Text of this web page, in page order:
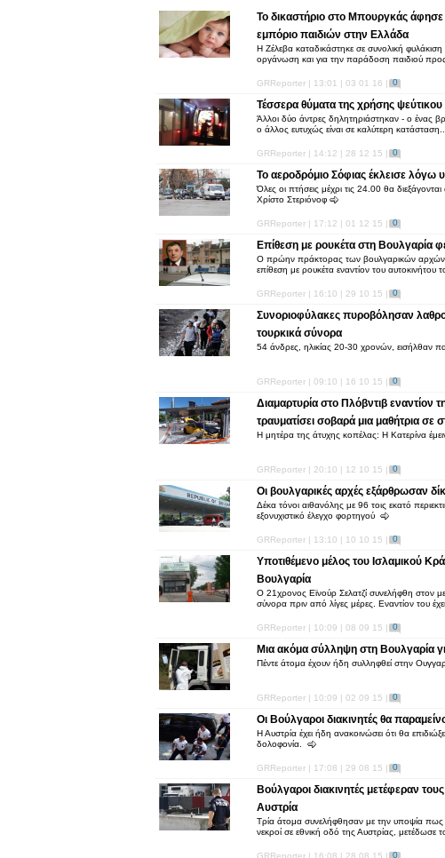
Το δικαστήριο στο Μπουργκάς
εμπόριο παιδιών στην Ελλάδα
Η Ζέλεβα καταδικάστηκε σε συνολική
οργάνωση και για την παράδοση παιδιού
GRReporter | 13:01 | 03 01 16 | 0
Τέσσερα θύματα της χρήσης
Άλλοι δύο άντρες δηλητηριάστηκαν - ο ένας
ο άλλος ευτυχώς είναι σε καλύτερη κατάσταση...
GRReporter | 14:12 | 28 12 15 | 0
Το αεροδρόμιο Σόφιας έκλεισε λόγω
Όλες οι πτήσεις μέχρι τις 24.00 θα
Χρίστο Στεριόνοφ
GRReporter | 17:12 | 01 12 15 | 0
Επίθεση με ρουκέτα στη Βουλγαρία
Ο πρώην πράκτορας των βουλγαρικών αρχών
επίθεση με ρουκέτα εναντίον του αυτοκινήτου
GRReporter | 16:10 | 29 10 15 | 0
Συνοριοφύλακες πυροβόλησαν
τουρκικά σύνορα
54 άνδρες, ηλικίας 20-30 χρονών, εισήλθαν
GRReporter | 09:10 | 16 10 15 | 0
Διαμαρτυρία στο Πλόβντιβ εναντίον
τραυματίσει σοβαρά μια μαθήτρια σε
Η μητέρα της άτυχης κοπέλας: Η Κατερίνα
GRReporter | 20:10 | 12 10 15 | 0
Οι βουλγαρικές αρχές εξάρθρωσαν
Δέκα τόνοι αιθανόλης με 96 τοις εκατό
εξονυχιστικό έλεγχο φορτηγού
GRReporter | 13:10 | 10 10 15 | 0
Υποτιθέμενο μέλος του Ισλαμικού
Βουλγαρία
Ο 21χρονος Εϊνούρ Σελατζί συνελήφθη στον
σύνορα πριν από λίγες μέρες. Εναντίον του
GRReporter | 10:09 | 08 09 15 | 0
Μια ακόμα σύλληψη στη Βουλγαρία
Πέντε άτομα έχουν ήδη συλληφθεί στην
GRReporter | 10:09 | 02 09 15 | 0
Οι Βούλγαροι διακινητές θα
Η Αυστρία έχει ήδη ανακοινώσει ότι θα
δολοφονία.
GRReporter | 17:08 | 29 08 15 | 0
Βούλγαροι διακινητές μετέφεραν
Αυστρία
Τρία άτομα συνελήφθησαν με την υποψία
νεκροί σε εθνική οδό της Αυστρίας, μετέδωσε
GRReporter | 16:08 | 28 08 15 | 0